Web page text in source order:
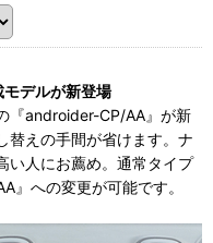
デルが新登場
『androider-CP/AA』が新
替えの手間が省けます。ナ
い人にお薦め。通常タイプ
への変更が可能です。